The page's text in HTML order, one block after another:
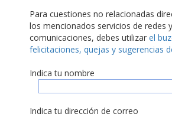
Para cuestiones no relacionadas
los mencionados servicios de redes y
comunicaciones, debes utilizar el
felicitaciones, quejas y sugerencias
Indica tu nombre
Indica tu dirección de correo